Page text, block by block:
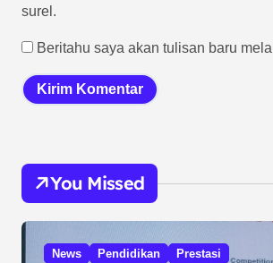
surel.
Beritahu saya akan tulisan baru
You Missed
News Pendidikan Prestasi